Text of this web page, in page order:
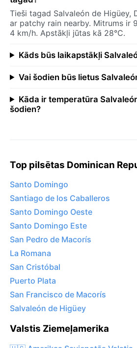
Tieši tagad Salvaleón de Higüey,
ar patchy rain nearby. Mitrums ir
4 km/h. Apstākļi jūtas kā 28°C.
Kāds būs laikapstākļi
Vai šodien būs lietus
Kāda ir temperatūra
šodien?
Top pilsētas Dominican
Santo Domingo
Santiago de los Caballeros
Santo Domingo Oeste
Santo Domingo Este
San Pedro de Macorís
La Romana
San Cristóbal
Puerto Plata
San Francisco de Macorís
Salvaleón de Higüey
Valstis Ziemeļamerika